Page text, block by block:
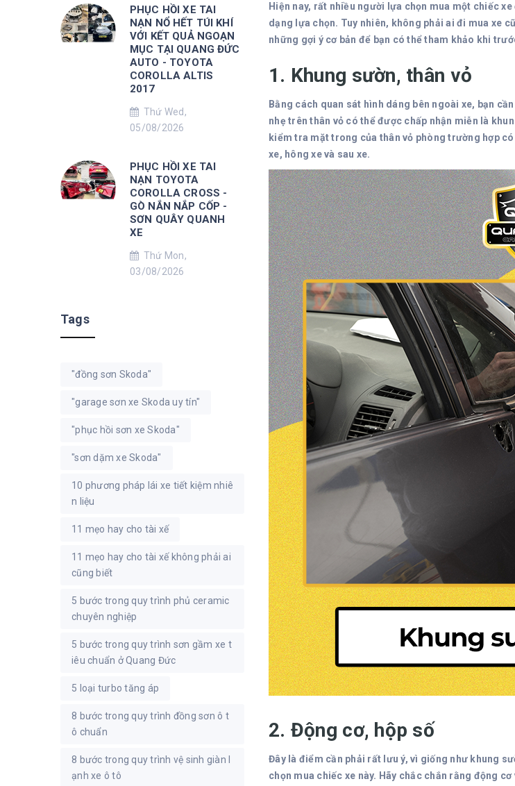
Hiện nay, rất nhiều người lựa chọn mua một chiếc
dạng lựa chọn. Tuy nhiên, không phải ai đi mua xe
những gợi ý cơ bản để bạn có thể tham khảo khi
1. Khung sườn, thân vỏ
Bằng cách quan sát hình dáng bên ngoài xe, bạn
nhẹ trên thân vỏ có thể được chấp nhận miễn là
kiểm tra mặt trong của thân vỏ phòng trường hợp
xe, hông xe và sau xe.
2. Động cơ, hộp số
Đây là điểm cần phải rất lưu ý, vì giống như khung
chọn mua chiếc xe này. Hãy chắc chắn rằng động
PHỤC HỒI XE TAI
NẠN NỔ HẾT TÚI KHÍ
VỚI KẾT QUẢ NGOẠN
MỤC TẠI QUANG ĐỨC
AUTO - TOYOTA
COROLLA ALTIS
2017
Thứ Wed,
05/08/2026
PHỤC HỒI XE TAI
NẠN TOYOTA
COROLLA CROSS -
GÒ NẮN NẮP CỐP -
SƠN QUÂY QUANH
XE
Thứ Mon,
03/08/2026
Tags
"đồng sơn Skoda"
"garage sơn xe Skoda uy tín"
"phục hồi sơn xe Skoda"
"sơn dặm xe Skoda"
10 phương pháp lái xe tiết kiệm nhiê
n liệu
11 mẹo hay cho tài xế
11 mẹo hay cho tài xế không phải ai
cũng biết
5 bước trong quy trình phủ ceramic
chuyên nghiệp
5 bước trong quy trình sơn gầm xe t
iêu chuẩn ở Quang Đức
5 loại turbo tăng áp
8 bước trong quy trình đồng sơn ô t
ô chuẩn
8 bước trong quy trình vệ sinh giàn l
ạnh xe ô tô